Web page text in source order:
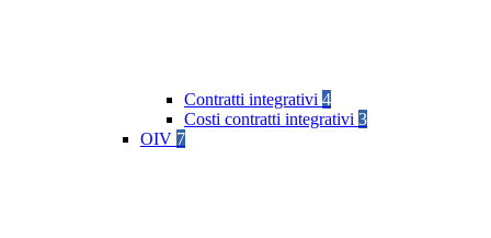
Contratti integrativi 4
Costi contratti integrativi 3
OIV 7